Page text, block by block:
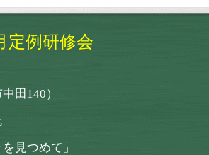
定例研修会
田140）
見つめて」